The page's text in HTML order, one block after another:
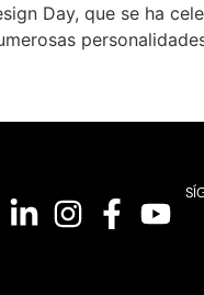
Day, que se ha